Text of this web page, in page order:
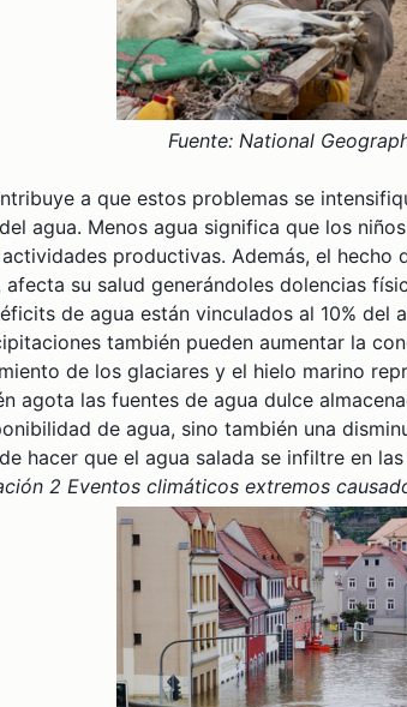
Fuente: National
a que estos problemas se
agua. Menos agua significa que los
productivas. Además, el
su salud generándoles dolencias
de agua están vinculados al 10% del
también pueden aumentar la
de los glaciares y el hielo marino
agota las fuentes de agua dulce
de agua, sino también una
hacer que el agua salada se infiltre en
2 Eventos climáticos extremos